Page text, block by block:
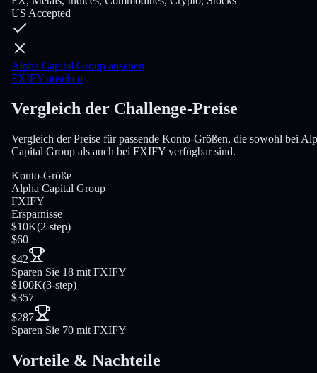
US Accepted
Alpha Capital Group ansehen
FXIFY ansehen
Vergleich der Challenge-Preise
Vergleich der Preise für passende Konto-Größen, die sowohl bei
Capital Group als auch bei FXIFY verfügbar sind.
Konto-Größe
Alpha Capital Group
FXIFY
Ersparnisse
$10K(2-step)
$60
$42
Sparen Sie 18 mit FXIFY
$100K(3-step)
$357
$287
Sparen Sie 70 mit FXIFY
Vorteile & Nachteile